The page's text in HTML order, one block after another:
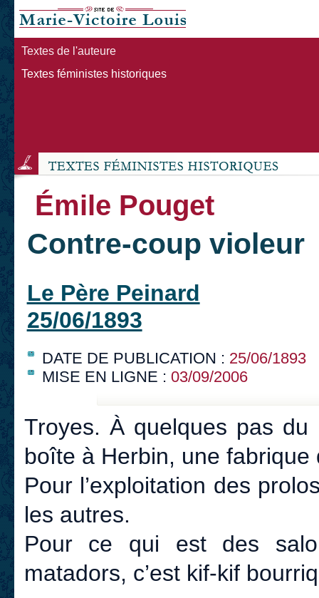
Textes de l'auteure
Textes féministes historiques
Émile Pouget
Contre-coup violeur
Le Père Peinard
25/06/1893
DATE DE PUBLICATION : 25/06/1893
MISE EN LIGNE : 03/09/2006
Troyes. À quelques pas
boîte à Herbin, une fabrique
Pour l’exploitation des
les autres.
Pour ce qui est des
matadors, c’est kif-kif